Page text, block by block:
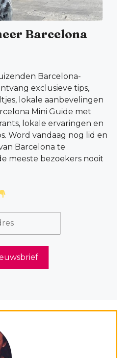
Barcelona
Barcelona-
exclusieve tips,
lokale aanbevelingen
Mini Guide met
lokale ervaringen en
Word vandaag nog lid en
Barcelona te
meeste bezoekers nooit